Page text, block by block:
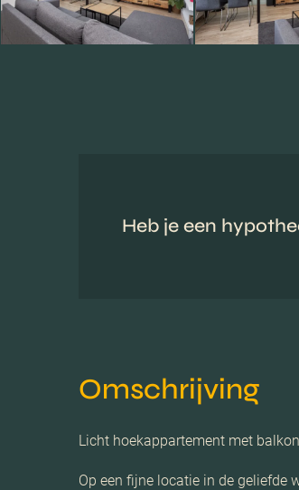
Heb je een
Omschrijving
Licht hoekappartement met
Op een fijne locatie in de geliefde